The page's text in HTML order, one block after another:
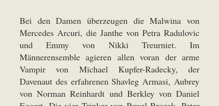
Bei den Damen überzeugen die Malwina von
Mercedes Arcuri, die Janthe von Petra Radulovic
und Emmy von Nikki Treurniet. Im
Männerensemble agieren allen voran der arme
Vampir von Michael Kupfer-Radecky, der
Davenaut des erfahrenen Shavleg Armasi, Aubrey
von Norman Reinhardt und Berkley von Daniel